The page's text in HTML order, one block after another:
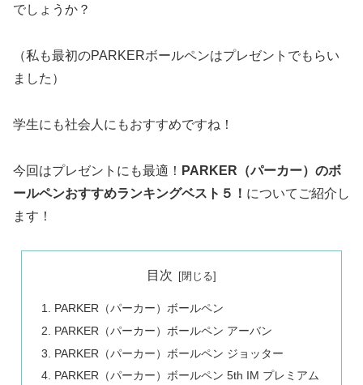
でしょうか？
（私も最初のPARKERボールペンはプレゼントでもらい
ました）
学生にも社会人にもおすすめですね！
今回はプレゼントにも最適！ PARKER（パーカー）のボ
ールペンおすすめランキングベスト５！ についてご紹介し
ます！
目次
PARKER（パーカー）ボールペン
PARKER（パーカー）ボールペン アーバン
PARKER（パーカー）ボールペン ジョッター
PARKER（パーカー）ボールペン 5th IM プレミアム